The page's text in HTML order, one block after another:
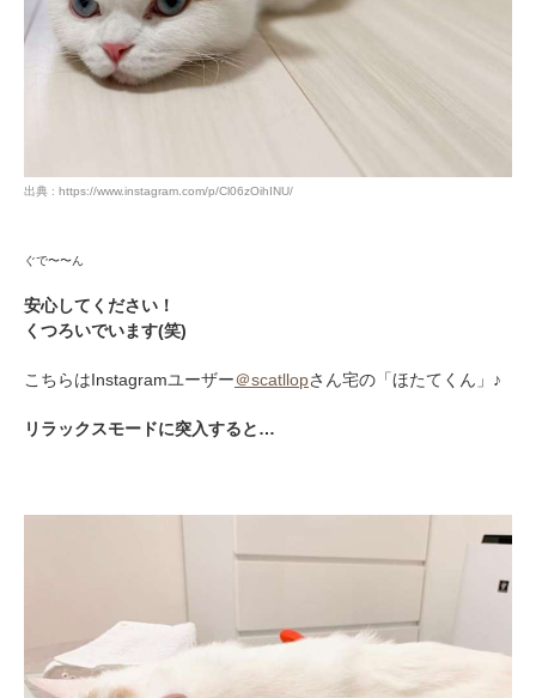
出典 : https://www.instagram.com/p/Cl06zOihINU/
ぐで〜〜ん
安心してください！
くつろいでいます(笑)
こちらはInstagramユーザー＠scatllopさん宅の「ほたてくん」♪
リラックスモードに突入すると…